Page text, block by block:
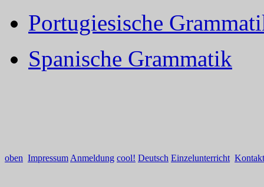
Portugiesische
Spanische Grammatik
oben Impressum Anmeldung cool! Deutsch Einzelunterricht Kontakt